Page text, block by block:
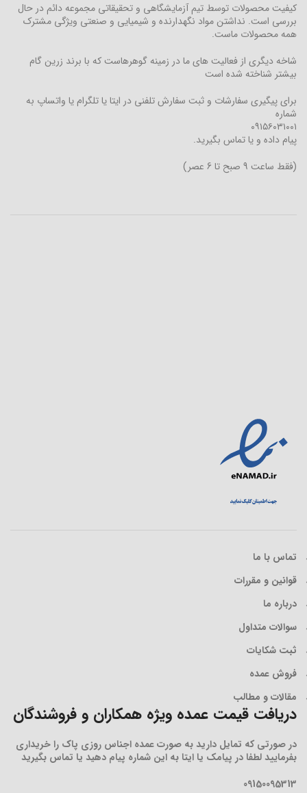
کیفیت محصولات توسط تیم آزمایشگاهی و تحقیقاتی مجموعه دائم در حال
بررسی است. نداشتن مواد نگهدارنده و شیمیایی و صنعتی ویژگی مشترک
همه محصولات ماست.
شاخه دیگری از فعالیت های ما در زمینه گوهرهاست که با برند زرین گام
بیشتر شناخته شده است
برای پیگیری سفارشات و ثبت سفارش تلفنی در ایتا یا تلگرام یا واتساپ به
شماره
۰۹۱۵۶۰۳۱۰۰۱
پیام داده و یا تماس بگیرید.
(فقط ساعت 9 صبح تا 6 عصر)
تماس با ما
قوانین و مقررات
درباره ما
سوالات متداول
ثبت شکایات
فروش عمده
مقالات و مطالب
دریافت قیمت عمده ویژه همکاران و فروشندگان
در صورتی که تمایل دارید به صورت عمده اجناس روزی پاک را خریداری
بفرمایید لطفا در پیامک یا ایتا به این شماره پیام دهید یا تماس بگیرید
09150095313